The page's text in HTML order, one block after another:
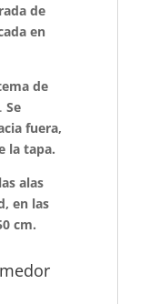
de
en
de
.Se
fuera,
la tapa.
alas
en las
cm.